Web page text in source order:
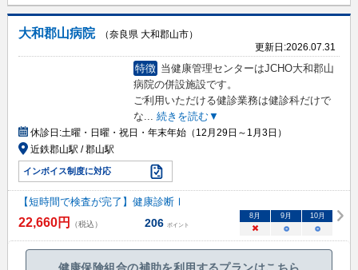
大和郡山病院
（奈良県 大和郡山市）
更新日:2026.07.31
特徴 当健康管理センターはJCHO大和郡山
病院の併設施設です。
ご利用いただける健診業務は健診科だけで
な
続きを読む▼
休診日:土曜・日曜・祝日・年末年始（12月29日～1月3日）
近鉄郡山駅 / 郡山駅
インボイス制度に対応
【短時間で検査が完了】健康診断Ⅰ
22,660円 （税込） 206 ポイント
8 月 9 月 10月
× ○ ○
健康保険組合の補助を利用するプランはこちら